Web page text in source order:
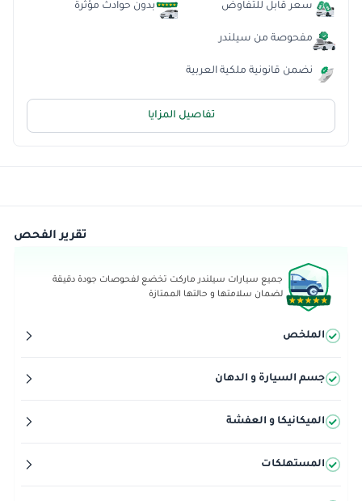
سعر قابل للتفاوض
مفحوصة من سيلندر
نضمن قانونية ملكية العربية
بدون حوادث مؤثرة
تفاصيل المزايا
تقرير الفحص
جميع سيارات سيلندر ماركت تخضع لفحوصات جودة دقيقة
لضمان سلامتها و حالتها الممتازة
الملخص
جسم السيارة و الدهان
الميكانيكا و العفشة
المستهلكات